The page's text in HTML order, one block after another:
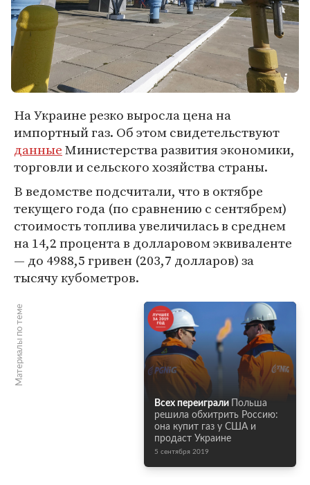
На Украине резко выросла цена на
импортный газ. Об этом свидетельствуют
данныеМинистерства развития экономики,
торговли и сельского хозяйства страны.
В ведомстве подсчитали, что в октябре
текущего года (по сравнению с сентябрем)
стоимость топлива увеличилась в среднем
на 14,2 процента в долларовом эквиваленте
— до 4988,5 гривен (203,7 долларов) за
тысячу кубометров.
Материалы по теме
Всех переиграли
Польша
решила обхитрить Россию:
она купит газ у США и
продаст Украине
5 сентября 2019